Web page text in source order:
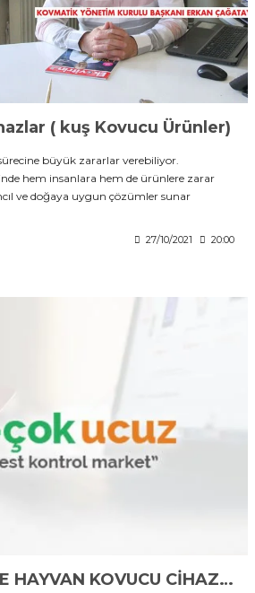
( kuş Kovucu Ürünler)
büyük zararlar verebiliyor.
hem insanlara hem de ürünlere zarar
ve doğaya uygun çözümler sunar
27/10/2021 20:00
E-COK UCUZ İLE HAYVAN KOVUCU CİHAZLAR BİR TIK UZAĞINIZDA!